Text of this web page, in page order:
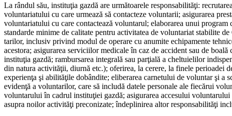
La rândul său, instituţia gazdă are următoarele responsabilităţi:
voluntariatului cu care urmează să contacteze voluntarii; asigurarea
voluntariatului cu care con­tactează voluntarul; elaborarea unui
standarde mini­me de calitate pentru activitatea de voluntariat stabilite
tarilor, inclusiv privind modul de operare cu anumite echipamente
acestora; asigurarea serviciilor medicale în caz de ac­cident sau de
institu­ţia gazdă; rambursarea integrală sau parţială a cheltuielilor
din natura activităţii, diurnă etc.); oferirea, la cerere, la finele perioadei
experienţa şi abilităţile dobândite; eliberarea carnetului de voluntar şi a
evidenţă a voluntarilor, care să includă da­tele personale ale fiecărui
voluntarului în cadrul instituţiei gazdă; asigurarea accesului
asupra noilor activităţi preconizate; îndeplini­rea altor responsabilităţi